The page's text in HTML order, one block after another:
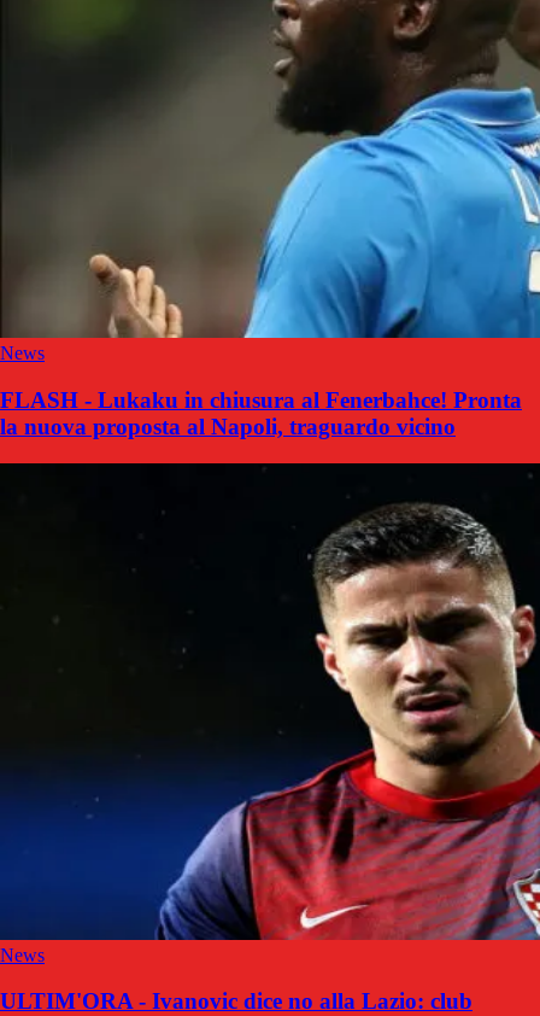
News
FLASH - Lukaku in chiusura al Fenerbahce! Pronta
la nuova proposta al Napoli, traguardo vicino
News
ULTIM'ORA - Ivanovic dice no alla Lazio: club